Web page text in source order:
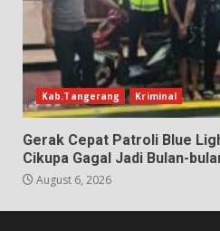
Kab.Tangerang Kriminal
Gerak Cepat Patroli Blue
Cikupa Gagal Jadi Bulan-
August 6, 2026